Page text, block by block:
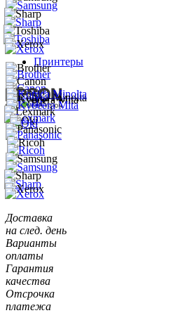
Принтеры
Доставка
на след. день
Варианты
оплаты
Гарантия
качества
Отсрочка
платежа